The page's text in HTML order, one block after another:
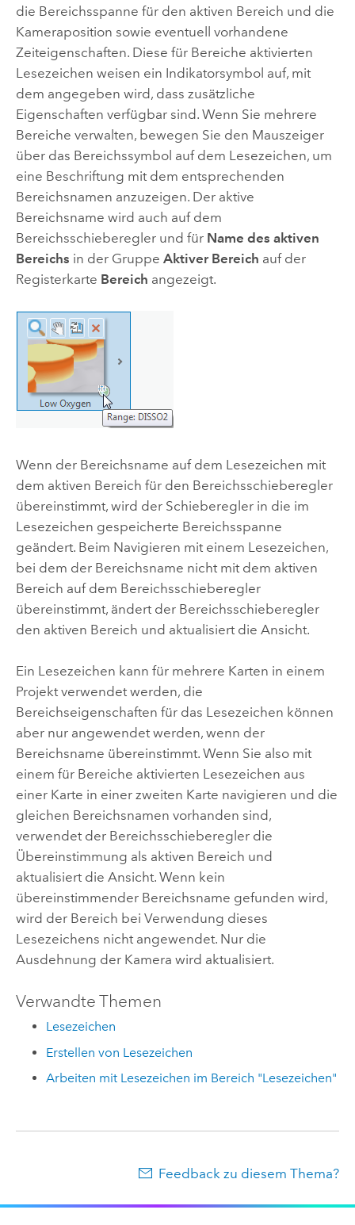
die Bereichsspanne für den aktiven Bereich und die
Kameraposition sowie eventuell vorhandene
Zeiteigenschaften. Diese für Bereiche aktivierten
Lesezeichen weisen ein Indikatorsymbol auf, mit
dem angegeben wird, dass zusätzliche
Eigenschaften verfügbar sind. Wenn Sie mehrere
Bereiche verwalten, bewegen Sie den Mauszeiger
über das Bereichssymbol auf dem Lesezeichen, um
eine Beschriftung mit dem entsprechenden
Bereichsnamen anzuzeigen. Der aktive
Bereichsname wird auch auf dem
Bereichsschieberegler und für Name des aktiven
Bereichs in der Gruppe Aktiver Bereich auf der
Registerkarte Bereich angezeigt.
Wenn der Bereichsname auf dem Lesezeichen mit
dem aktiven Bereich für den Bereichsschieberegler
übereinstimmt, wird der Schieberegler in die im
Lesezeichen gespeicherte Bereichsspanne
geändert. Beim Navigieren mit einem Lesezeichen,
bei dem der Bereichsname nicht mit dem aktiven
Bereich auf dem Bereichsschieberegler
übereinstimmt, ändert der Bereichsschieberegler
den aktiven Bereich und aktualisiert die Ansicht.
Ein Lesezeichen kann für mehrere Karten in einem
Projekt verwendet werden, die
Bereichseigenschaften für das Lesezeichen können
aber nur angewendet werden, wenn der
Bereichsname übereinstimmt. Wenn Sie also mit
einem für Bereiche aktivierten Lesezeichen aus
einer Karte in einer zweiten Karte navigieren und die
gleichen Bereichsnamen vorhanden sind,
verwendet der Bereichsschieberegler die
Übereinstimmung als aktiven Bereich und
aktualisiert die Ansicht. Wenn kein
übereinstimmender Bereichsname gefunden wird,
wird der Bereich bei Verwendung dieses
Lesezeichens nicht angewendet. Nur die
Ausdehnung der Kamera wird aktualisiert.
Verwandte Themen
Lesezeichen
Erstellen von Lesezeichen
Arbeiten mit Lesezeichen im Bereich "Lesezeichen"
Feedback zu diesem Thema?